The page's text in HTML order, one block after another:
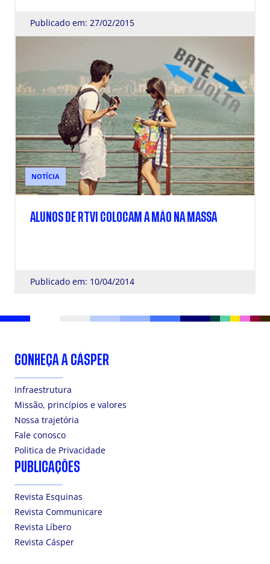
Publicado em: 27/02/2015
NOTÍCIA
ALUNOS DE RTVI COLOCAM A MÃO NA MASSA
Publicado em: 10/04/2014
CONHEÇA A CÁSPER
Infraestrutura
Missão, princípios e valores
Nossa trajetória
Fale conosco
Politica de Privacidade
PUBLICAÇÕES
Revista Esquinas
Revista Communicare
Revista Líbero
Revista Cásper